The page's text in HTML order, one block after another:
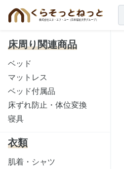
床周り関連商品
ベッド
マットレス
ベッド付属品
床ずれ防止・体位変換
寝具
衣類
肌着・シャツ